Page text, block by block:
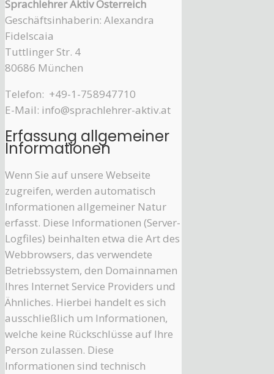
Sprachlehrer Aktiv Österreich
Geschäftsinhaberin: Alexandra
Fidelscaia
Tuttlinger Str. 4
80686 München
Telefon: +49-1-758947710
E-Mail: info@sprachlehrer-aktiv.at
Erfassung allgemeiner
Informationen
Wenn Sie auf unsere Webseite
zugreifen, werden automatisch
Informationen allgemeiner Natur
erfasst. Diese Informationen (Server-
Logfiles) beinhalten etwa die Art des
Webbrowsers, das verwendete
Betriebssystem, den Domainnamen
Ihres Internet Service Providers und
Ähnliches. Hierbei handelt es sich
ausschließlich um Informationen,
welche keine Rückschlüsse auf Ihre
Person zulassen. Diese
Informationen sind technisch